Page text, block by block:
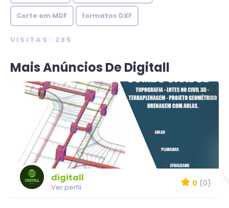
Corte em MDF formatos DXF
VISITAS: 285
Mais Anúncios De Digitall
digitall
Ver perfil 0 (0)